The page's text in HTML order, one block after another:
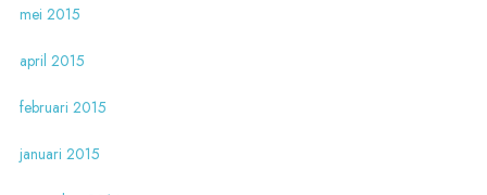
mei 2015
april 2015
februari 2015
januari 2015